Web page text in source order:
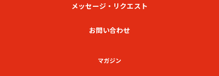
メッセージ・リクエスト
お問い合わせ
マガジン